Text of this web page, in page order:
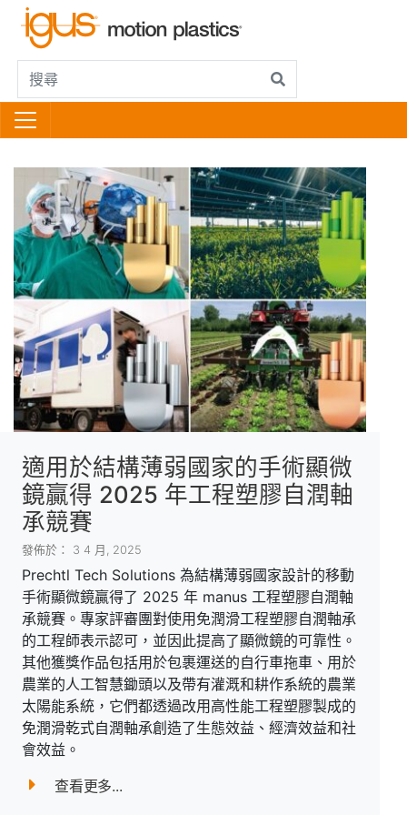
適用於結構薄弱國家的手術顯微
鏡贏得 2025 年工程塑膠自潤軸
承競賽
發佈於： 3 4 月, 2025
Prechtl Tech Solutions 為結構薄弱國家設計的移動
手術顯微鏡贏得了 2025 年 manus 工程塑膠自潤軸
承競賽。專家評審團對使用免潤滑工程塑膠自潤軸承
的工程師表示認可，並因此提高了顯微鏡的可靠性。
其他獲獎作品包括用於包裹運送的自行車拖車、用於
農業的人工智慧鋤頭以及帶有灌溉和耕作系統的農業
太陽能系統，它們都透過改用高性能工程塑膠製成的
免潤滑乾式自潤軸承創造了生態效益、經濟效益和社
會效益。
查看更多...